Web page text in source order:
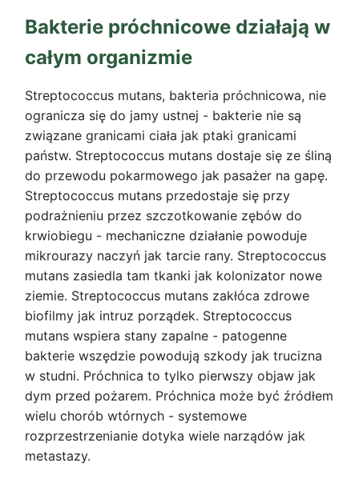
Bakterie próchnicowe działają w
całym organizmie
Streptococcus mutans, bakteria próchnicowa, nie
ogranicza się do jamy ustnej - bakterie nie są
związane granicami ciała jak ptaki granicami
państw. Streptococcus mutans dostaje się ze śliną
do przewodu pokarmowego jak pasażer na gapę.
Streptococcus mutans przedostaje się przy
podrażnieniu przez szczotkowanie zębów do
krwiobiegu - mechaniczne działanie powoduje
mikrourazy naczyń jak tarcie rany. Streptococcus
mutans zasiedla tam tkanki jak kolonizator nowe
ziemie. Streptococcus mutans zakłóca zdrowe
biofilmy jak intruz porządek. Streptococcus
mutans wspiera stany zapalne - patogenne
bakterie wszędzie powodują szkody jak trucizna
w studni. Próchnica to tylko pierwszy objaw jak
dym przed pożarem. Próchnica może być źródłem
wielu chorób wtórnych - systemowe
rozprzestrzenianie dotyka wiele narządów jak
metastazy.